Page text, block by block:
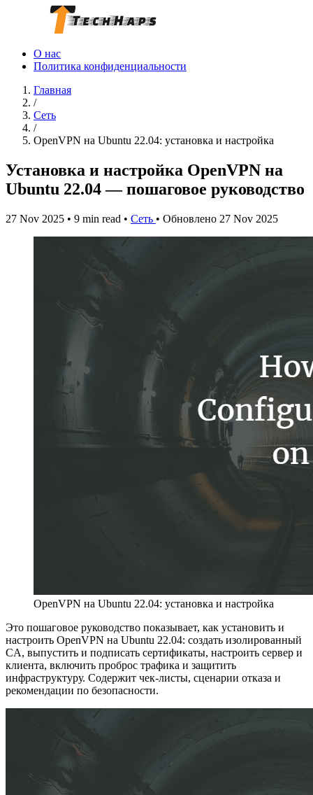
О нас
Политика конфиденциальности
Главная
/
Сеть
/
OpenVPN на Ubuntu 22.04: установка и настройка
Установка и настройка OpenVPN на
Ubuntu 22.04 — пошаговое руководство
27 Nov 2025 • 9 min read • Сеть • Обновлено 27 Nov 2025
OpenVPN на Ubuntu 22.04: установка и настройка
Это пошаговое руководство показывает, как установить и
настроить OpenVPN на Ubuntu 22.04: создать изолированный
CA, выпустить и подписать сертификаты, настроить сервер и
клиента, включить проброс трафика и защитить
инфраструктуру. Содержит чек-листы, сценарии отказа и
рекомендации по безопасности.